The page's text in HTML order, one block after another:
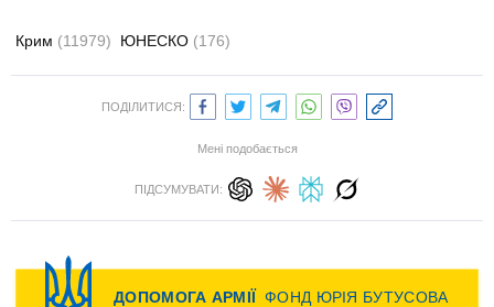
Крим (11979) ЮНЕСКО (176)
ПОДІЛИТИСЯ:
Мені подобається
ПІДСУМУВАТИ: